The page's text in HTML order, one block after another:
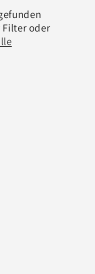
Filter oder